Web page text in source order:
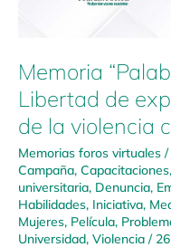
Memoria
Libertad de
de la violencia
Memorias foros virtuales /
Campaña, Capacitaciones,
universitaria, Denuncia,
Habilidades, Iniciativa,
Mujeres, Película,
Universidad, Violencia /